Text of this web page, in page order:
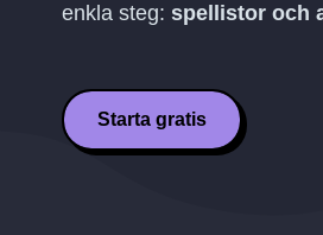
enkla steg: spellistor och
Starta gratis